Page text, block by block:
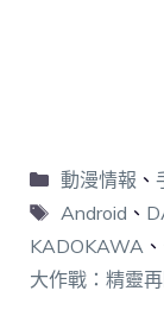
動漫情報 、
Android 、
KADOKAWA 、
大作戰：精靈